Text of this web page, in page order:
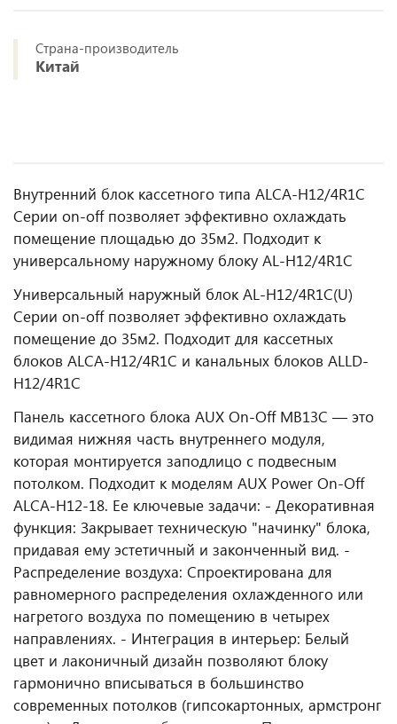
Страна-производитель
Китай
Внутренний блок кассетного типа ALCA-H12/4R1С
Серии on-off позволяет эффективно охлаждать
помещение площадью до 35м2. Подходит к
универсальному наружному блоку AL-H12/4R1С
Универсальный наружный блок AL-H12/4R1С(U)
Серии on-off позволяет эффективно охлаждать
помещение до 35м2. Подходит для кассетных
блоков ALCA-H12/4R1С и канальных блоков ALLD-
H12/4R1С
Панель кассетного блока AUX On-Off MB13C — это
видимая нижняя часть внутреннего модуля,
которая монтируется заподлицо с подвесным
потолком. Подходит к моделям AUX Power On-Off
ALCA-H12-18. Ее ключевые задачи: - Декоративная
функция: Закрывает техническую "начинку" блока,
придавая ему эстетичный и законченный вид. -
Распределение воздуха: Спроектирована для
равномерного распределения охлажденного или
нагретого воздуха по помещению в четырех
направлениях. - Интеграция в интерьер: Белый
цвет и лаконичный дизайн позволяют блоку
гармонично вписываться в большинство
современных потолков (гипсокартонных, армстронг